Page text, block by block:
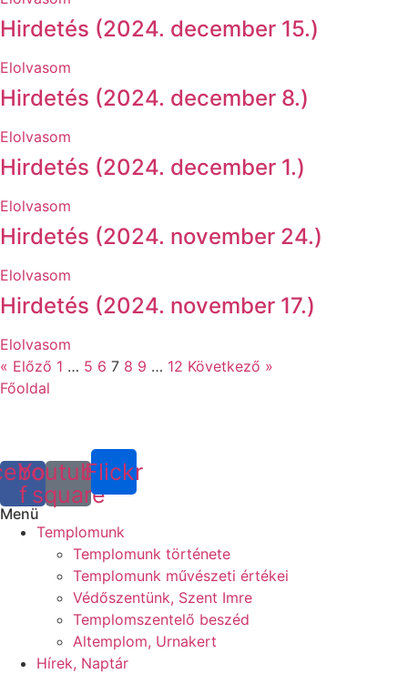
Hirdetés (2024. december 15.)
Elolvasom
Hirdetés (2024. december 8.)
Elolvasom
Hirdetés (2024. december 1.)
Elolvasom
Hirdetés (2024. november 24.)
Elolvasom
Hirdetés (2024. november 17.)
Elolvasom
« Előző 1 … 5 6 7 8 9 … 12 Következő »
Főoldal
f
Youtube-
square
Flickr
Menü
Templomunk
Templomunk története
Templomunk művészeti értékei
Védőszentünk, Szent Imre
Templomszentelő beszéd
Altemplom, Urnakert
Hírek, Naptár